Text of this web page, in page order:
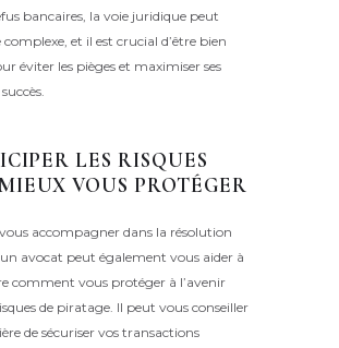
bancaires, la voie juridique peut
et il est crucial d’être bien
éviter les pièges et maximiser ses
LES RISQUES
VOUS PROTÉGER
accompagner dans la résolution
avocat peut également vous aider à
comment vous protéger à l’avenir
de piratage. Il peut vous conseiller
de sécuriser vos transactions